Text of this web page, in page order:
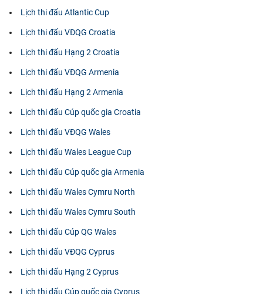
Lịch thi đấu Atlantic Cup
Lịch thi đấu VĐQG Croatia
Lịch thi đấu Hạng 2 Croatia
Lịch thi đấu VĐQG Armenia
Lịch thi đấu Hạng 2 Armenia
Lịch thi đấu Cúp quốc gia Croatia
Lịch thi đấu VĐQG Wales
Lịch thi đấu Wales League Cup
Lịch thi đấu Cúp quốc gia Armenia
Lịch thi đấu Wales Cymru North
Lịch thi đấu Wales Cymru South
Lịch thi đấu Cúp QG Wales
Lịch thi đấu VĐQG Cyprus
Lịch thi đấu Hạng 2 Cyprus
Lịch thi đấu Cúp quốc gia Cyprus